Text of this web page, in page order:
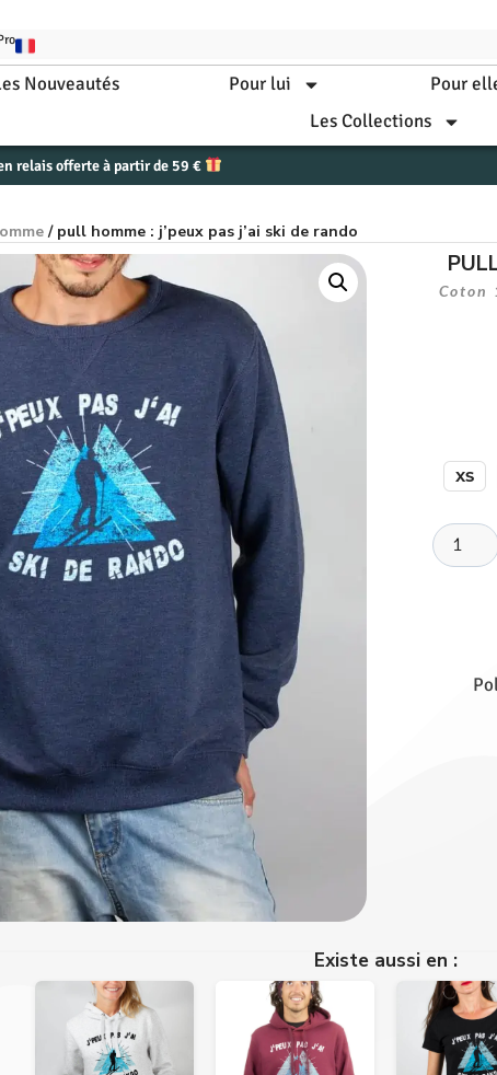
Nouveautés Pour lui Pour
Les Collections
relais offerte à partir de 59 €
/ pull homme : j’peux pas j’ai ski de rando
Coton
XS
Existe aussi en :